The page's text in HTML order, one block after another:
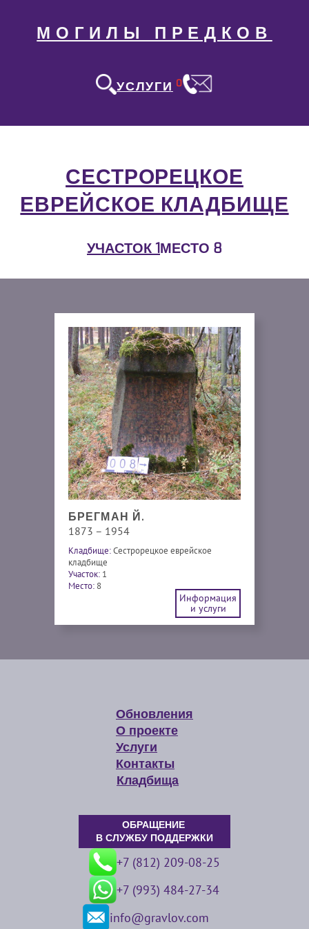
МОГИЛЫ ПРЕДКОВ
УСЛУГИ 0
СЕСТРОРЕЦКОЕ
ЕВРЕЙСКОЕ КЛАДБИЩЕ
УЧАСТОК 1МЕСТО 8
БРЕГМАН Й.
1873 – 1954
Кладбище:Сестрорецкое еврейское
кладбище
Участок: 1
Место: 8
Информация
и услуги
Обновления
О проекте
Услуги
Контакты
Кладбища
ОБРАЩЕНИЕ
В СЛУЖБУ ПОДДЕРЖКИ
+7 (812) 209-08-25
+7 (993) 484-27-34
info@gravlov.com